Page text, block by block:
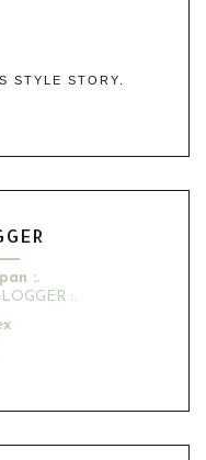
STYLE STORY.
:.
:.
Show All